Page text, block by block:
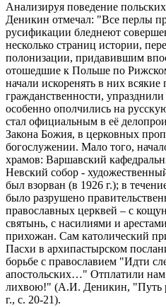
Анализируя поведение
Деникин отмечал: "Все перлы
русификации бледнеют
несколько страниц истории,
полонизации, придавившим
отошедшие к Польше по
начали искоренять в них
гражданственности,
особенно ополчились на
стал официальным в её
Закона Божия, в церковных
богослужении. Мало того,
храмов: Варшавский
Невский собор -
был взорван (в 1926 г.); в
было разрушено
православных церквей – с
святынь, с насилиями и
прихожан. Сам католический
Пасхи в архипастырском
борьбе с православием "Идти
апостольских…" Отплатили нам
лихвою!" (А.И. Деникин, "Путь
г., с. 20-21).